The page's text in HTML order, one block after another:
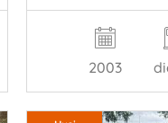
2003